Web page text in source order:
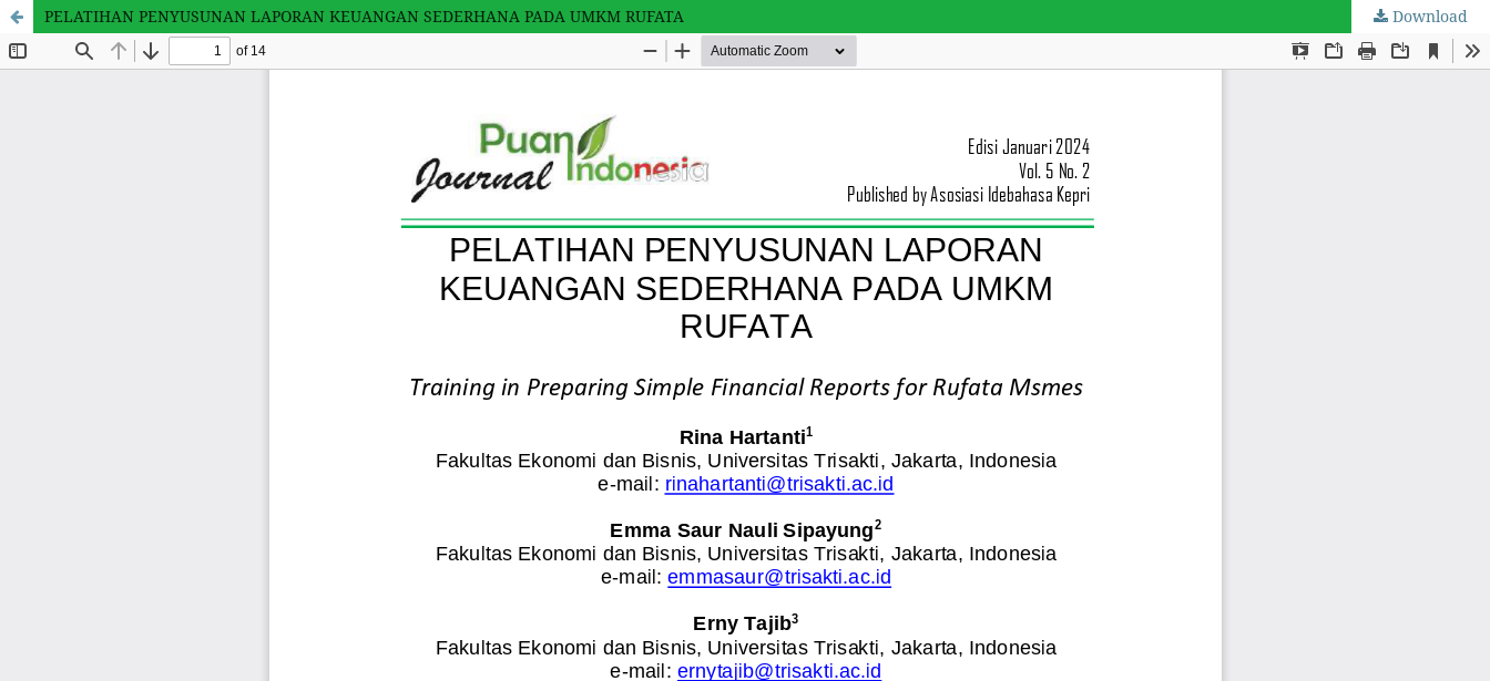
PELATIHAN PENYUSUNAN LAPORAN KEUANGAN SEDERHANA PADA UMKM RUFATA Download